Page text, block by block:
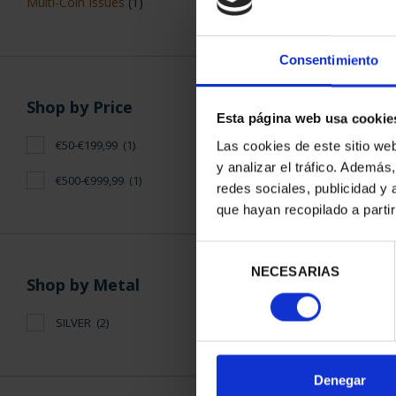
Consentimiento
Esta página web usa
Las cookies de este sitio
y analizar el tráfico.
redes sociales, publicidad y
que hayan recopilado a
consentimiento
NECESARIAS
Denegar
Shop by Price
€50-€199,99 (1)
€500-€999,99 (1)
Shop by Metal
SILVER (2)
13TH
SERIES -
SORT BY: